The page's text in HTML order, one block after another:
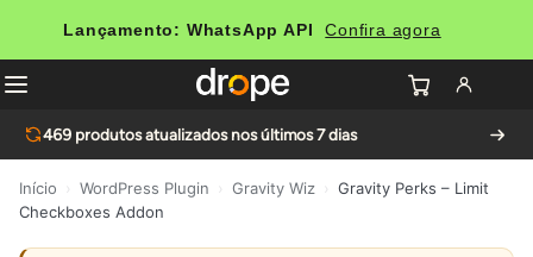
Lançamento: WhatsApp API Confira agora
469 produtos atualizados nos últimos 7 dias
Início WordPress Plugin Gravity Wiz
Gravity Perks – Limit
Checkboxes Addon